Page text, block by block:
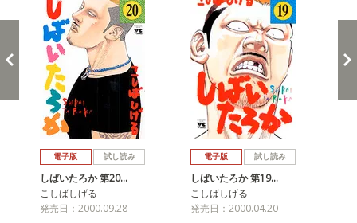
電子版 試し読み
しばいたろか 第20…
こしばしげる
発売日：2000.09.28
電子版 試し読み
しばいたろか 第19…
こしばしげる
発売日：2000.04.20